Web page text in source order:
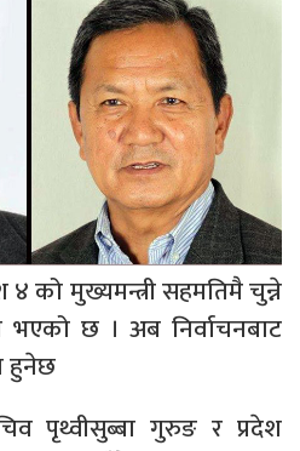
४ को मुख्यमन्त्री सहमतिमै चुन्ने
छ । अब निर्वाचनबाट
हुनेछ
पृथ्वीसुब्बा गुरुङ र प्रदेश